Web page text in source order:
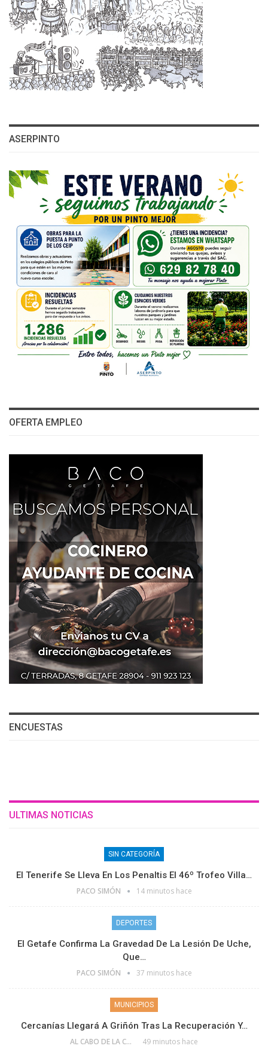
ASERPINTO
OFERTA EMPLEO
ENCUESTAS
ULTIMAS NOTICIAS
SIN CATEGORÍA
El Tenerife Se Lleva En Los Penaltis El 46º Trofeo Villa…
PACO SIMÓN 14 minutos hace
DEPORTES
El Getafe Confirma La Gravedad De La Lesión De Uche,
Que…
PACO SIMÓN 37 minutos hace
MUNICIPIOS
Cercanías Llegará A Griñón Tras La Recuperación Y…
AL CABO DE LA CALLE 49 minutos hace